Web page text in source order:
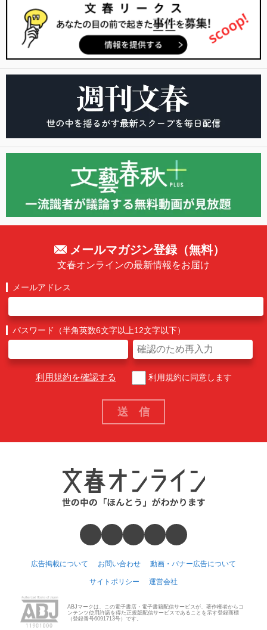
メールマガジン登録（無料）
文春オンラインの最新情報をお届け
メールアドレス
パスワード（半角英数6文字以上12文字以下）
利用規約を確認する 利用規約に同意します
広告掲載について お問い合わせ 動画・バナー広告について
サイトポリシー 運営会社
ABJマークは、この電子書店・電子書籍配信サービスが、著作権者からコ
ンテンツ使用許諾を得た正規版配信サービスであることを示す登録商標
（登録番号6091713号）です。